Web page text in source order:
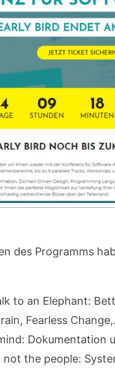
des Programms
to an Elephant:
Fearless
Dokumentation
the people: